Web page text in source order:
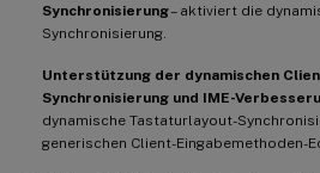
Synchronisierung– aktiviert die
Synchronisierung.
Unterstützung der dynamischen
Synchronisierung und IME-
dynamische Tastaturlayout-
generischen Client-Eingabemethoden-